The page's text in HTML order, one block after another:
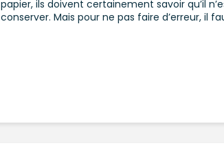
papier, ils doivent certainement savoir qu’il
conserver. Mais pour ne pas faire d’erreur, il